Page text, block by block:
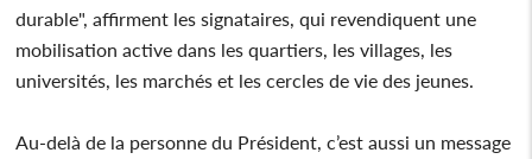
durable", affirment les signataires, qui revendiquent une
mobilisation active dans les quartiers, les villages, les
universités, les marchés et les cercles de vie des jeunes.
Au-delà de la personne du Président, c’est aussi un message